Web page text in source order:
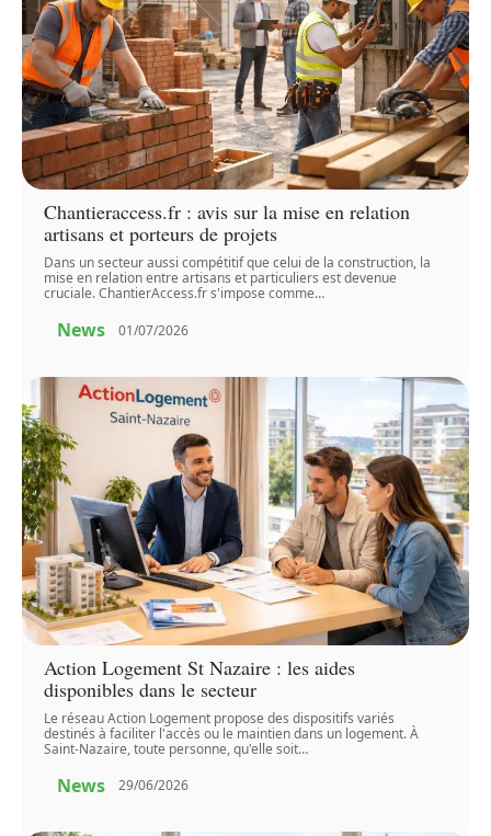
Chantieraccess.fr : avis sur la mise en relation
artisans et porteurs de projets
Dans un secteur aussi compétitif que celui de la construction, la
mise en relation entre artisans et particuliers est devenue
cruciale. ChantierAccess.fr s'impose comme…
News 01/07/2026
Action Logement St Nazaire : les aides
disponibles dans le secteur
Le réseau Action Logement propose des dispositifs variés
destinés à faciliter l'accès ou le maintien dans un logement. À
Saint-Nazaire, toute personne, qu'elle soit…
News 29/06/2026